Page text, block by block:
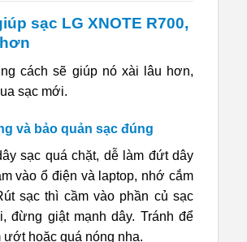
sạc LG XNOTE R700,
cách sẽ giúp nó xài lâu hơn,
sạc mới.
và bảo quản sạc đúng
sạc quá chặt, dễ làm đứt dây
vào ổ điện và laptop, nhớ cắm
sạc thì cầm vào phần củ sạc
đừng giật mạnh dây. Tránh để
hoặc quá nóng nha.